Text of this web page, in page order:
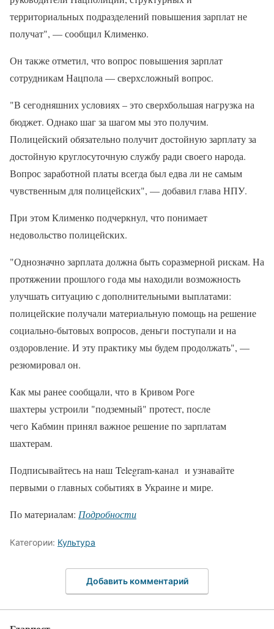
территориальных подразделений повышения зарплат не
получат", — сообщил Клименко.
Он также отметил, что вопрос повышения зарплат
сотрудникам Нацпола — сверхсложный вопрос.
"В сегодняшних условиях – это сверхбольшая нагрузка на
бюджет. Однако шаг за шагом мы это получим.
Полицейский обязательно получит достойную зарплату за
достойную круглосуточную службу ради своего народа.
Вопрос заработной платы всегда был едва ли не самым
чувственным для полицейских", — добавил глава НПУ.
При этом Клименко подчеркнул, что понимает
недовольство полицейских.
"Однозначно зарплата должна быть соразмерной рискам. На
протяжении прошлого года мы находили возможность
улучшать ситуацию с дополнительными выплатами:
полицейские получали материальную помощь на решение
социально-бытовых вопросов, деньги поступали и на
оздоровление. И эту практику мы будем продолжать", —
резюмировал он.
Как мы ранее сообщали, что в Кривом Роге
шахтеры устроили "подземный" протест, после
чего Кабмин принял важное решение по зарплатам
шахтерам.
Подписывайтесь на наш Telegram-канал и узнавайте
первыми о главных событиях в Украине и мире.
По материалам: Подробности
Категории: Культура
Добавить комментарий